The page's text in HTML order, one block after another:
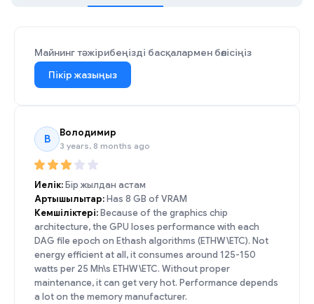
Майнинг тәжірибеңізді басқалармен бөлісіңіз
Пікір жазыңыз
В
Володимир
3 years, 8 months ago
Иелік:Бір жылдан астам
Артықшылықтар:Has 8 GB of VRAM
Кемшіліктері:Because of the graphics chip
architecture, the GPU loses performance with each
DAG file epoch on Ethash algorithms (ETHW\ETC). Not
energy efficient at all, it consumes around 125-150
watts per 25 Mh\s ETHW\ETC. Without proper
maintenance, it can get very hot. Performance depends
a lot on the memory manufacturer.